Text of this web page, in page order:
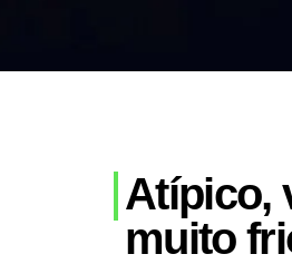
Atípico,
muito